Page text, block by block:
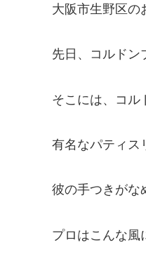
大阪市生野区の
先日、コルドン
そこには、コル
有名なパティス
彼の手つきがな
プロはこんな風